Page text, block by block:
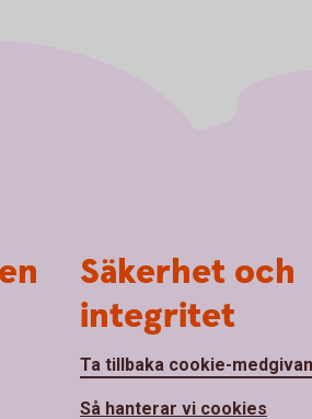
Säkerhet och
integritet
Ta tillbaka cookie-
Så hanterar vi cookies